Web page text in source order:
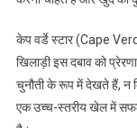
केप वर्डे स्टार (Cape
खिलाड़ी इस दबाव को
चुनौती के रूप में देखते हैं, न
एक उच्च-स्तरीय खेल में